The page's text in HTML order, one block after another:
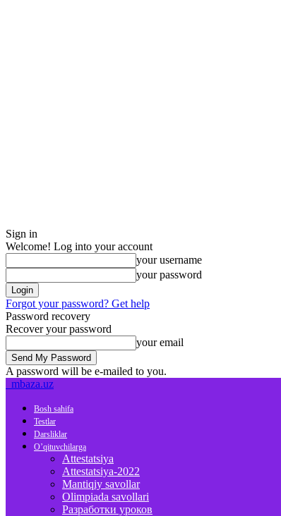
Sign in
Welcome! Log into your account
your username
your password
Forgot your password? Get help
Password recovery
Recover your password
your email
A password will be e-mailed to you.
mbaza.uz
Bosh sahifa
Testlar
Darsliklar
O’qituvchilarga
Attestatsiya
Attestatsiya-2022
Mantiqiy savollar
Olimpiada savollari
Разработки уроков